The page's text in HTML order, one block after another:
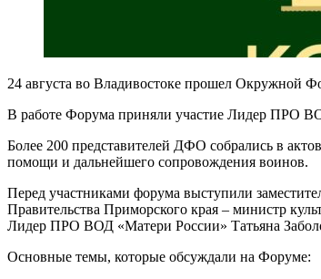
24 августа во Владивостоке прошел Окружной
В работе Форума приняли участие Лидер ПРО
Более 200 представителей ДФО собрались в
помощи и дальнейшего сопровождения воинов.
Перед участниками форума выступили
Правительства Приморского края – министр
Лидер ПРО ВОД «Матери России» Татьяна
Основные темы, которые обсуждали на Форуме: